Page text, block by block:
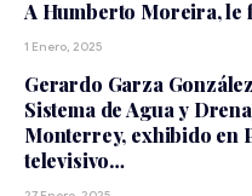
A Humberto Moreira, le
1 Enero, 2025
Gerardo Garza
Sistema de Agua y
Monterrey, exhibido en
televisivo…